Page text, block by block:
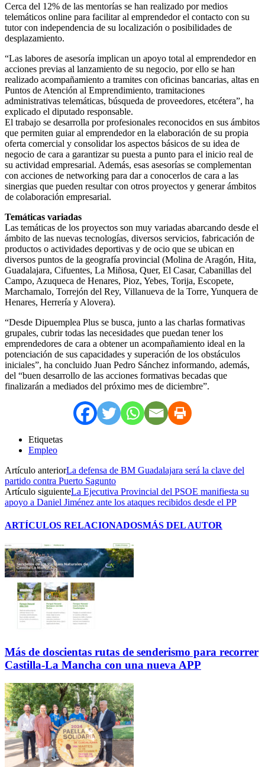
Cerca del 12% de las mentorías se han realizado por medios
telemáticos online para facilitar al emprendedor el contacto con su
tutor con independencia de su localización o posibilidades de
desplazamiento.
“Las labores de asesoría implican un apoyo total al emprendedor en
acciones previas al lanzamiento de su negocio, por ello se han
realizado acompañamiento a tramites con oficinas bancarias, altas en
Puntos de Atención al Emprendimiento, tramitaciones
administrativas telemáticas, búsqueda de proveedores, etcétera”, ha
explicado el diputado responsable.
El trabajo se desarrolla por profesionales reconocidos en sus ámbitos
que permiten guiar al emprendedor en la elaboración de su propia
oferta comercial y consolidar los aspectos básicos de su idea de
negocio de cara a garantizar su puesta a punto para el inicio real de
su actividad empresarial. Además, esas asesorías se complementan
con acciones de networking para dar a conocerlos de cara a las
sinergias que pueden resultar con otros proyectos y generar ámbitos
de colaboración empresarial.
Temáticas variadas
Las temáticas de los proyectos son muy variadas abarcando desde el
ámbito de las nuevas tecnologías, diversos servicios, fabricación de
productos o actividades deportivas y de ocio que se ubican en
diversos puntos de la geografía provincial (Molina de Aragón, Hita,
Guadalajara, Cifuentes, La Miñosa, Quer, El Casar, Cabanillas del
Campo, Azuqueca de Henares, Pioz, Yebes, Torija, Escopete,
Marchamalo, Torrejón del Rey, Villanueva de la Torre, Yunquera de
Henares, Herrería y Alovera).
“Desde Dipuemplea Plus se busca, junto a las charlas formativas
grupales, cubrir todas las necesidades que puedan tener los
emprendedores de cara a obtener un acompañamiento ideal en la
potenciación de sus capacidades y superación de los obstáculos
iniciales”, ha concluido Juan Pedro Sánchez informando, además,
del “buen desarrollo de las acciones formativas becadas que
finalizarán a mediados del próximo mes de diciembre”.
Etiquetas
Empleo
Artículo anteriorLa defensa de BM Guadalajara será la clave del
partido contra Puerto Sagunto
Artículo siguienteLa Ejecutiva Provincial del PSOE manifiesta su
apoyo a Daniel Jiménez ante los ataques recibidos desde el PP
ARTÍCULOS RELACIONADOSMÁS DEL AUTOR
Más de doscientas rutas de senderismo para recorrer
Castilla-La Mancha con una nueva APP